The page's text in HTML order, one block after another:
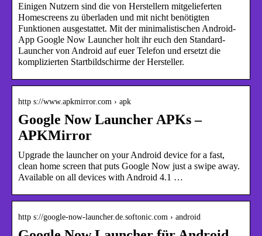
Einigen Nutzern sind die von Herstellern mitgelieferten
Homescreens zu überladen und mit nicht benötigten
Funktionen ausgestattet. Mit der minimalistischen Android-
App Google Now Launcher holt ihr euch den Standard-
Launcher von Android auf euer Telefon und ersetzt die
komplizierten Startbildschirme der Hersteller.
http s://www.apkmirror.com › apk
Google Now Launcher APKs –
APKMirror
Upgrade the launcher on your Android device for a fast,
clean home screen that puts Google Now just a swipe away.
Available on all devices with Android 4.1 …
http s://google-now-launcher.de.softonic.com › android